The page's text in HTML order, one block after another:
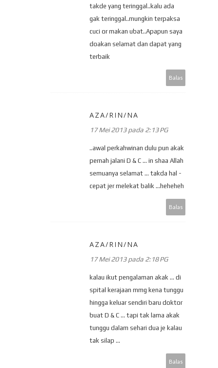
takde yang teringgal..kalu ada
gak teringgal..mungkin terpaksa
cuci or makan ubat..Apapun saya
doakan selamat dan dapat yang
terbaik
Balas
AZA/RIN/NA
17 Mei 2013 pada 2:13 PG
..awal perkahwinan dulu pun akak
pernah jalani D & C ... in shaa Allah
semuanya selamat ... takda hal -
cepat jer melekat balik ...heheheh
Balas
AZA/RIN/NA
17 Mei 2013 pada 2:18 PG
kalau ikut pengalaman akak ... di
spital kerajaan mmg kena tunggu
hingga keluar sendiri baru doktor
buat D & C ... tapi tak lama akak
tunggu dalam sehari dua je kalau
tak silap ...
Balas